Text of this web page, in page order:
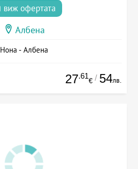
виж офертата
Албена
Нона - Албена
27.61
€ / 54лв.